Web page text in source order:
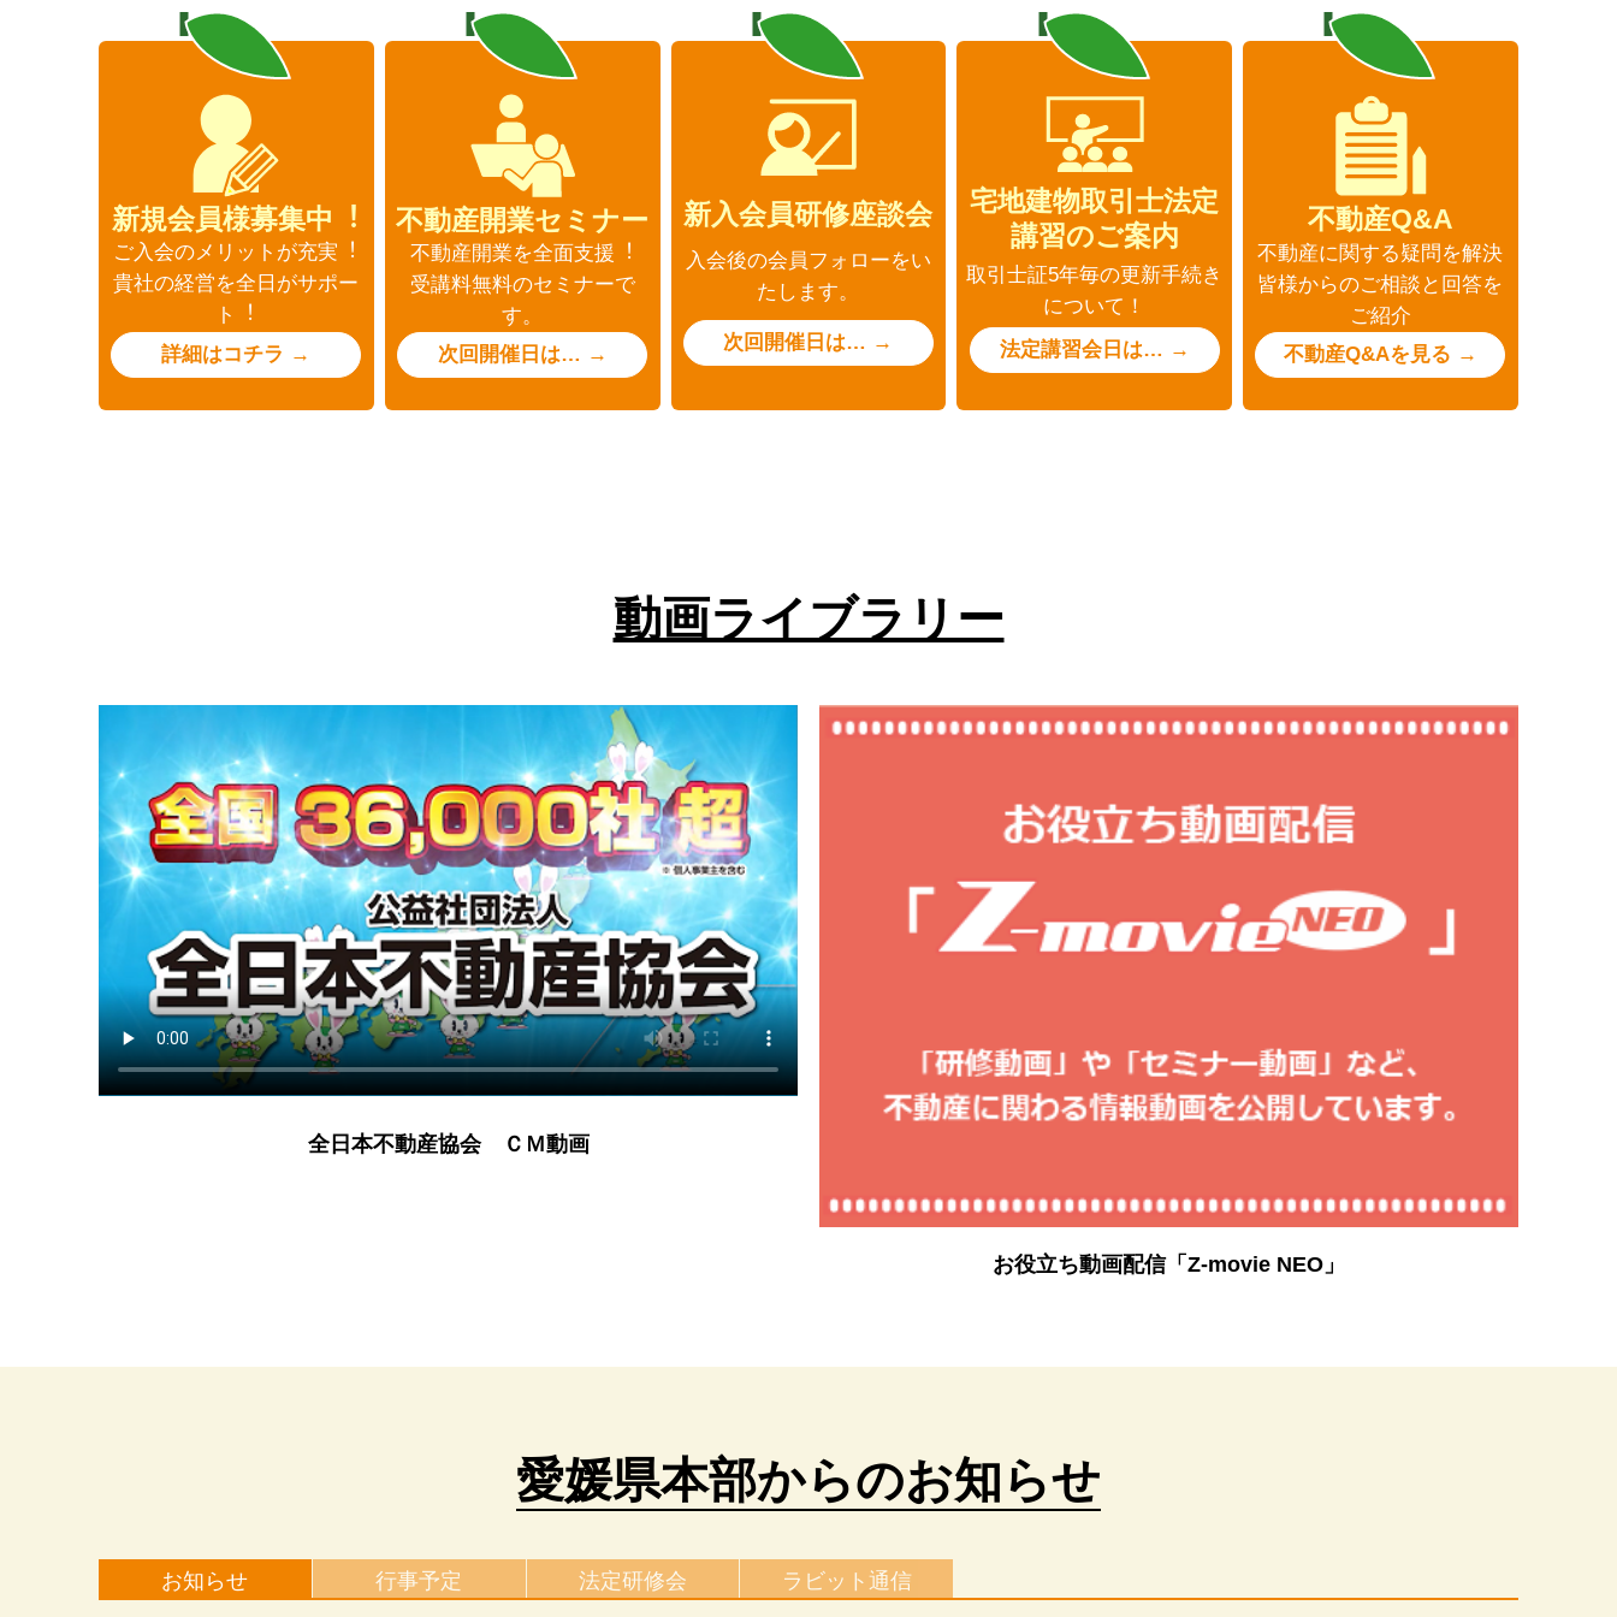
新規会員様募集中︕
ご入会のメリットが充実︕
貴社の経営を全日がサポー
ト︕
詳細はコチラ →
不動産開業セミナー
不動産開業を全面支援︕
受講料無料のセミナーで
す。
次回開催日は… →
新入会員研修座談会
入会後の会員フォローをい
たします。
次回開催日は… →
宅地建物取引士法定
講習のご案内
取引士証5年毎の更新手続き
について！
法定講習会日は… →
不動産Q&A
不動産に関する疑問を解決
皆様からのご相談と回答を
ご紹介
不動産Q&Aを見る →
動画ライブラリー
全日本不動産協会 ＣＭ動画
お役立ち動画配信「Z-movie NEO」
愛媛県本部からのお知らせ
お知らせ 行事予定 法定研修会 ラビット通信